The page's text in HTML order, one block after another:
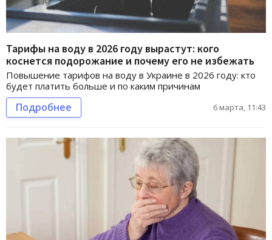
Тарифы на воду в 2026 году вырастут: кого
коснется подорожание и почему его не избежать
Повышение тарифов на воду в Украине в 2026 году: кто
будет платить больше и по каким причинам
Подробнее 6 марта, 11:43